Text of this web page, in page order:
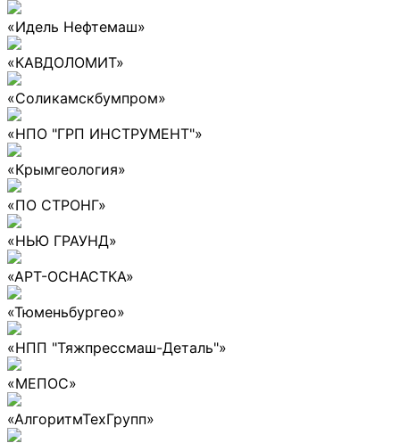
«Идель Нефтемаш»
«КАВДОЛОМИТ»
«Соликамскбумпром»
«НПО "ГРП ИНСТРУМЕНТ"»
«Крымгеология»
«ПО СТРОНГ»
«НЬЮ ГРАУНД»
«АРТ-ОСНАСТКА»
«Тюменьбургео»
«НПП "Тяжпрессмаш-Деталь"»
«МЕПОС»
«АлгоритмТехГрупп»